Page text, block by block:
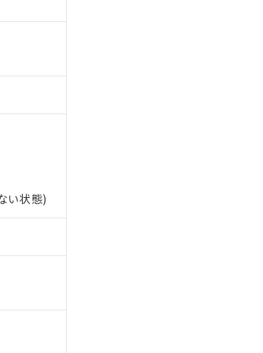
い状態)
。
状況および標準価格(税抜)を提供させていただ
象外となる商品もあることをご了承ください。
新日時点での社内データに基づき作成されるも
価格とは異なる場合があることをご了承くださ
またはお客様担当のオムロン制御機器販売店・
ットワーク
第三者に漏洩または開示しないようお願いしま
用いただくには、I-Webメンバーズにご登録され
リストについて、当社および当社の共同利用者
商談に必要な範囲で利用することをご了承くだ
して"
以下、
以下、ポリ臭化ジフェニルエーテル類(PBDE) 1000ppm以下、
タル酸ブチルベンジル（BBP） 1000ppm以下、フタル酸ジブチ
下
ことを確認しています。
とがあります。
。
あることを示します。
ていることを示します。
さい。
、 PBDEs(ポリ臭化ジフェニルエーテル類) : 1000ppm、
、 BBP(フタル酸ブチルベンジル) : 1000ppm、
ことを示します。
いし、環境に深刻な影響を及ぼさない年数を意
い。
貿易法に定める商品（以下｢規制貨物等」とい
ど、違法に輸出されないよう必要な手段を講じ
物兵器またはその他武器並びにこれらの製造装
、2および3の内容を当該第三者に通知します。
に輸出するおそれがある場合は、取り引きをい
お取引先、またはお客様担当のオムロン制御
いない機種